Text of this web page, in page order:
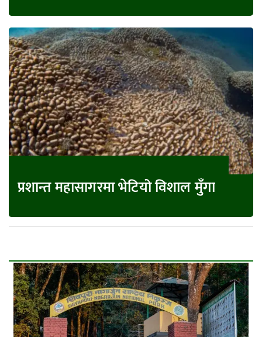
प्रशान्त महासागरमा भेटियो विशाल मुँगा